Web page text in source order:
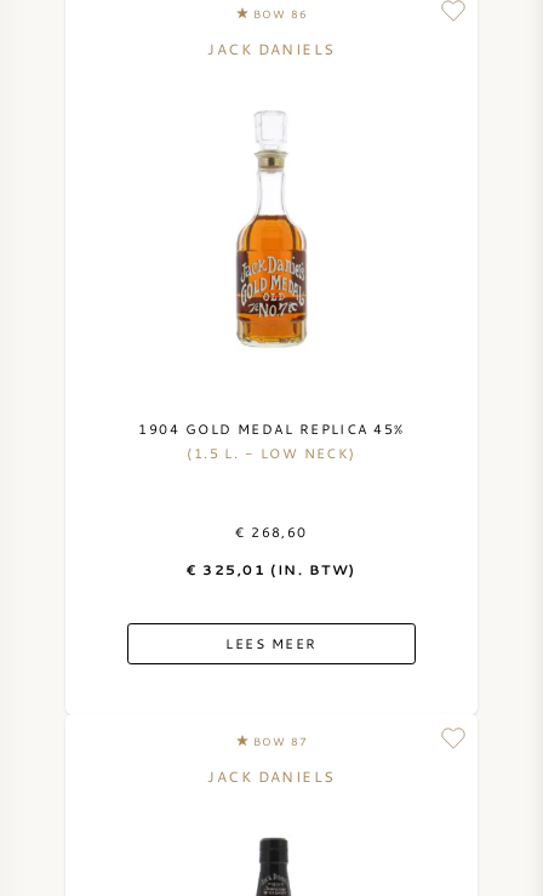
BOW 86
JACK DANIELS
1904 GOLD MEDAL REPLICA 45%
(1.5 L. - LOW NECK)
€ 268,60
€ 325,01 (IN. BTW)
LEES MEER
BOW 87
JACK DANIELS